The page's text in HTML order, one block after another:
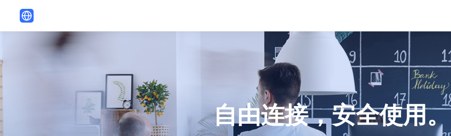
自由连接，安全使用。